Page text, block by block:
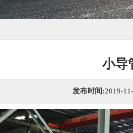
小导
发布时间:2019-